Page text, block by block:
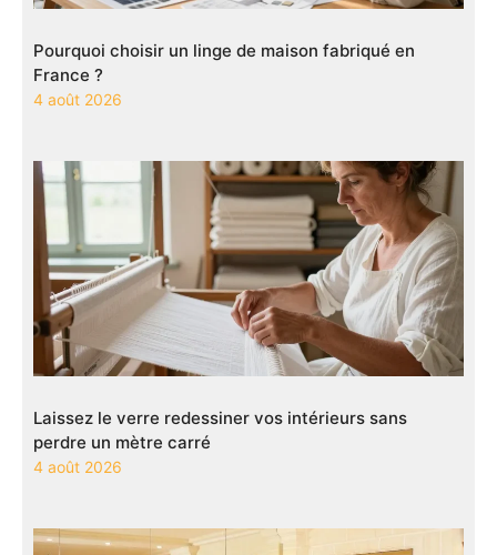
Pourquoi choisir un linge de maison fabriqué en
France ?
4 août 2026
Laissez le verre redessiner vos intérieurs sans
perdre un mètre carré
4 août 2026